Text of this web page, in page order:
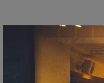
ΣΧΕΤΙΚΑ